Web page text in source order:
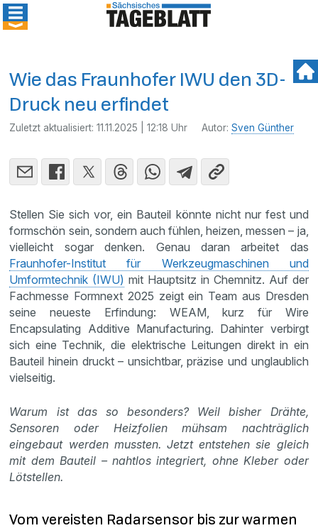
Wie das Fraunhofer IWU den 3D-
Druck neu erfindet
Zuletzt aktualisiert:11.11.2025 | 12:18 Uhr Autor:Sven Günther
Stellen Sie sich vor, ein Bauteil könnte nicht nur fest und
formschön sein, sondern auch fühlen, heizen, messen – ja,
vielleicht sogar denken. Genau daran arbeitet das
Fraunhofer-Institut für Werkzeugmaschinen und
Umformtechnik (IWU) mit Hauptsitz in Chemnitz. Auf der
Fachmesse Formnext 2025 zeigt ein Team aus Dresden
seine neueste Erfindung: WEAM, kurz für Wire
Encapsulating Additive Manufacturing. Dahinter verbirgt
sich eine Technik, die elektrische Leitungen direkt in ein
Bauteil hinein druckt – unsichtbar, präzise und unglaublich
vielseitig.
Warum ist das so besonders? Weil bisher Drähte,
Sensoren oder Heizfolien mühsam nachträglich
eingebaut werden mussten. Jetzt entstehen sie gleich
mit dem Bauteil – nahtlos integriert, ohne Kleber oder
Lötstellen.
Vom vereisten Radarsensor bis zur warmen